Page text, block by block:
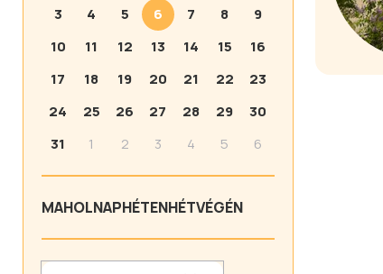
3
4 5 6 7 8
9
10
11 12 13 14 15
16
17
18 19 20 21 22
23
24
25 26 27 28 29
30
31
1 2 3 4 5 6
MAHOLNAPHÉTENHÉTVÉGÉN